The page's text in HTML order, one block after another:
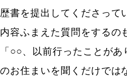
ことを教えてください。
仕事の中で、大きなミスを
どう乗り越えましたか？
逃げたい・避けたいと思
取り組みますか？
ストレス発散法や気分転換
歴書を提出してくださって
内容ふまえた質問をするの
「○○、以前行ったことが
のお住まいを聞くだけでは